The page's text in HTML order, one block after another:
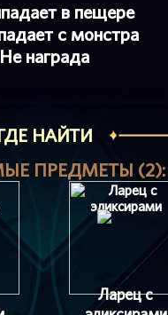
в пещере
с монстра
Не награда
НАЙТИ
ПРЕДМЕТЫ (2):
Ларец с